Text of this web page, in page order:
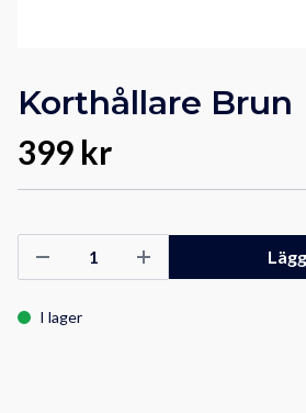
Korthållare Brun
399 kr
I lager